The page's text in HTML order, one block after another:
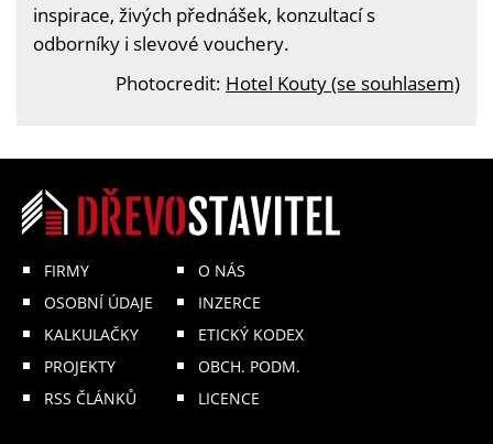
inspirace, živých přednášek, konzultací s
odborníky i slevové vouchery.
Photocredit: Hotel Kouty (se souhlasem)
FIRMY
OSOBNÍ ÚDAJE
KALKULAČKY
PROJEKTY
RSS ČLÁNKŮ
O NÁS
INZERCE
ETICKÝ KODEX
OBCH. PODM.
LICENCE